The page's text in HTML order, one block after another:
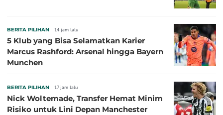
BERITA PILIHAN 14 jam lalu
5 Klub yang Bisa Selamatkan Karier
Marcus Rashford: Arsenal hingga Bayern
Munchen
BERITA PILIHAN 17 jam lalu
Nick Woltemade, Transfer Hemat Minim
Risiko untuk Lini Depan Manchester